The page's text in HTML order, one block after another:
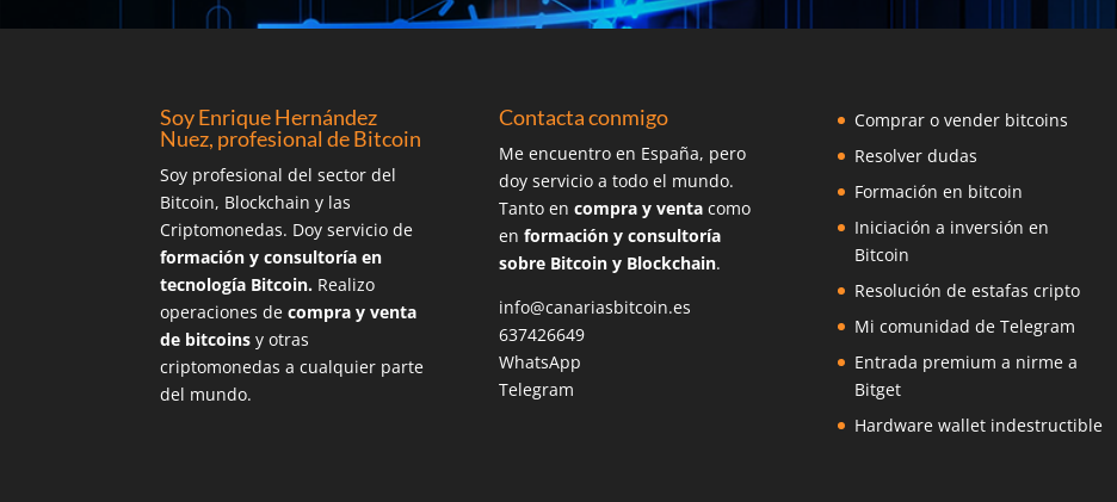
Soy Enrique Hernández
Nuez, profesional de Bitcoin
Soy profesional del sector del
Bitcoin, Blockchain y las
Criptomonedas. Doy servicio de
formación y consultoría en
tecnología Bitcoin. Realizo
operaciones decompra y venta
de bitcoins y otras
criptomonedas a cualquier parte
del mundo.
Contacta conmigo
Me encuentro en España, pero
doy servicio a todo el mundo.
Tanto en compra y ventacomo
en formación y consultoría
sobre Bitcoin y Blockchain.
info@canariasbitcoin.es
637426649
WhatsApp
Telegram
Comprar o vender bitcoins
Resolver dudas
Formación en bitcoin
Iniciación a inversión en
Bitcoin
Resolución de estafas cripto
Mi comunidad de Telegram
Entrada premium a nirme a
Bitget
Hardware wallet indestructible